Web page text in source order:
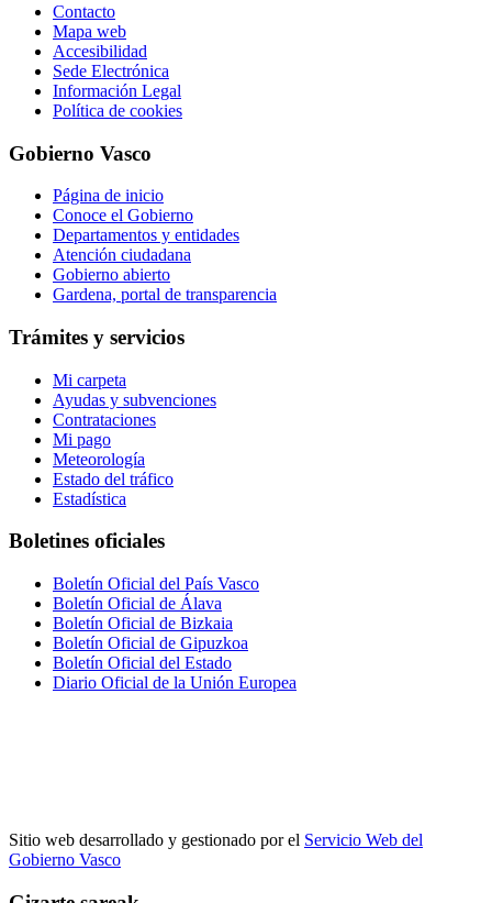
Contacto
Mapa web
Accesibilidad
Sede Electrónica
Información Legal
Política de cookies
Gobierno Vasco
Página de inicio
Conoce el Gobierno
Departamentos y entidades
Atención ciudadana
Gobierno abierto
Gardena, portal de transparencia
Trámites y servicios
Mi carpeta
Ayudas y subvenciones
Contrataciones
Mi pago
Meteorología
Estado del tráfico
Estadística
Boletines oficiales
Boletín Oficial del País Vasco
Boletín Oficial de Álava
Boletín Oficial de Bizkaia
Boletín Oficial de Gipuzkoa
Boletín Oficial del Estado
Diario Oficial de la Unión Europea
Sitio web desarrollado y gestionado por el Servicio Web del
Gobierno Vasco